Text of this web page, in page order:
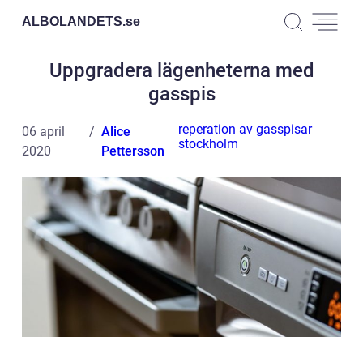
ALBOLANDETS.se
Uppgradera lägenheterna med
gasspis
06 april
2020
Alice
Pettersson
reperation av gasspisar
stockholm